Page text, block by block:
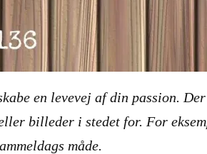
en levevej af din passion.
billeder i stedet for. For
måde.